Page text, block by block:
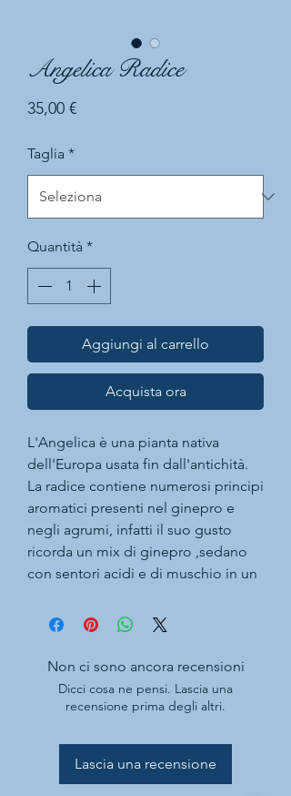
Angelica Radice
35,00 €Prezzo
Taglia *
Quantità *
Aggiungi al carrello
Acquista ora
L'Angelica è una pianta nativa
dell'Europa usata fin dall'antichità.
La radice contiene numerosi principi
aromatici presenti nel ginepro e
negli agrumi, infatti il suo gusto
ricorda un mix di ginepro ,sedano
con sentori acidi e di muschio in un
Và benissimo in tutti i cocktail che
gusto di ginepro e sedano con
retrogusto acidulo da muschio.
Non ci sono ancora recensioni
Dicci cosa ne pensi. Lascia una
recensione prima degli altri.
Lascia una recensione